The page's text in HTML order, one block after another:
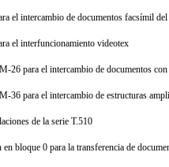
el intercambio de documentos facsímil
el interfuncionamiento videotex
26 para el intercambio de documentos
36 para el intercambio de estructuras
de la serie T.510
bloque 0 para la transferencia de